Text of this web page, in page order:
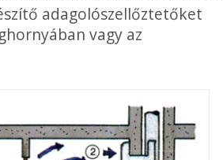
adagolószellőztetőket
vagy az